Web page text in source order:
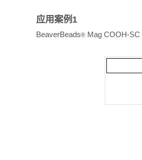
应用案例1
BeaverBeads® Mag COOH-